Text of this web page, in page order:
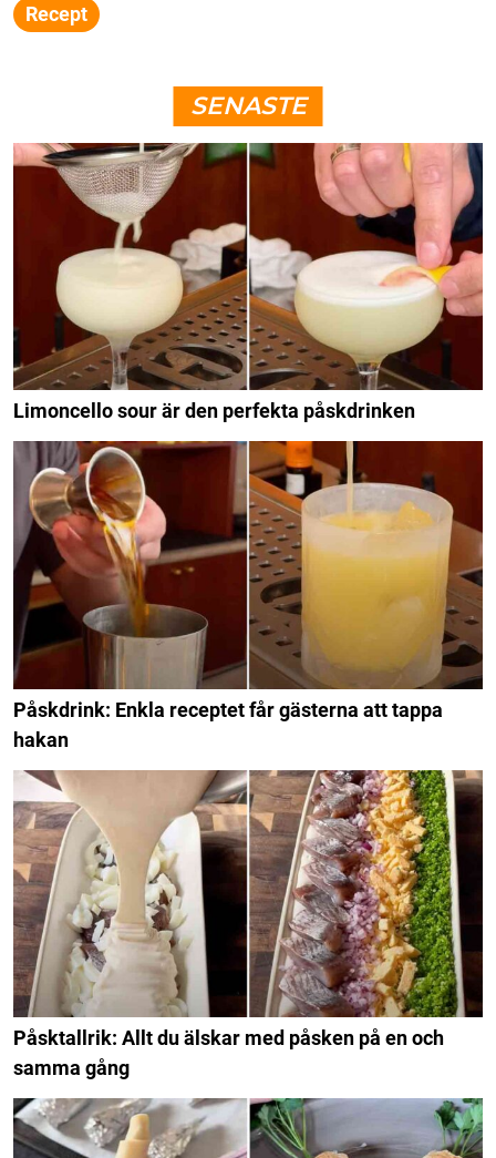
Recept
SENASTE
Limoncello sour är den perfekta påskdrinken
Påskdrink: Enkla receptet får gästerna att tappa
hakan
Påsktallrik: Allt du älskar med påsken på en och
samma gång